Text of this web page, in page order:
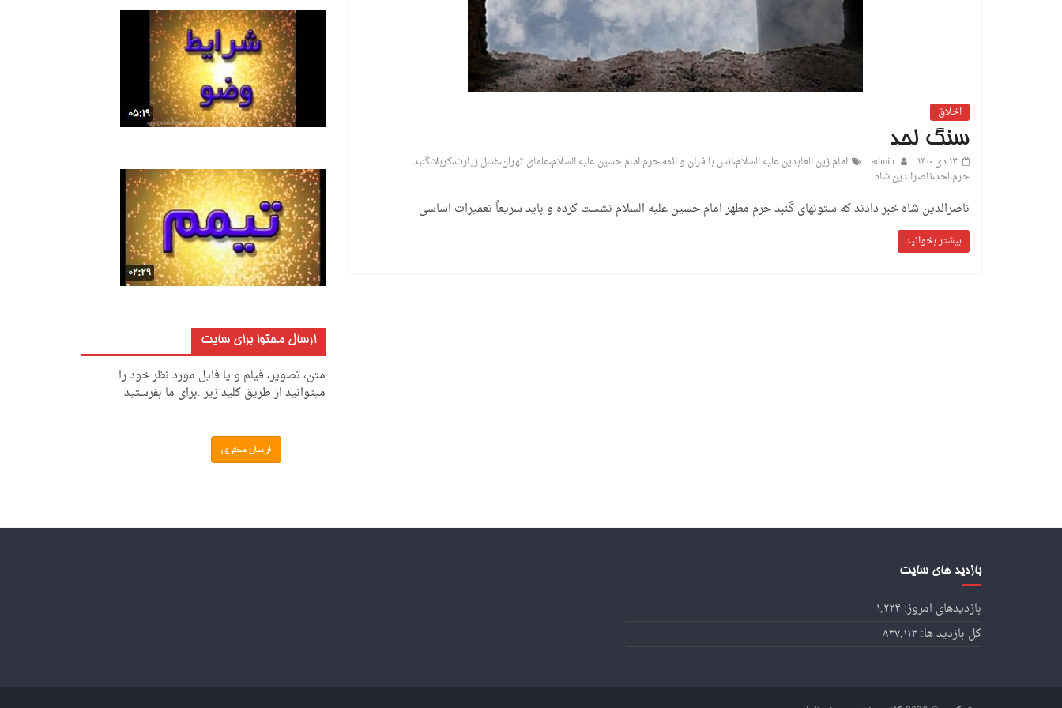
اخلاق
سنگ لحد
۱۳ دی ۱۴۰۰ admin امام زین العابدین علیه السلام،انس با قرآن و ائمه،حرم امام حسین علیه السلام،علمای تهران،غسل زیارت،کربلا،گنبد
حرم،لحد،ناصرالدین شاه
ناصرالدین شاه خبر دادند که ستونهای گنبد حرم مطهر امام حسین علیه السلام نشست کرده و باید سریعاً تعمیرات اساسی
بیشتر بخوانید
ارسال محتوا برای سایت
متن، تصویر، فیلم و یا فایل مورد نظر خود را
میتوانید از طریق کلید زیر .برای ما بفرستید
بازدید های سایت
بازدیدهای امروز: ۱,۲۲۴
کل بازدید ها:۸۳۷,۱۱۳